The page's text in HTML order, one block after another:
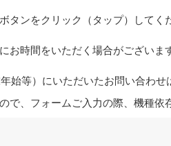
ンをクリック（タップ）してく
時間をいただく場合がございま
始等）にいただいたお問い合わ
で、フォームご入力の際、機種依